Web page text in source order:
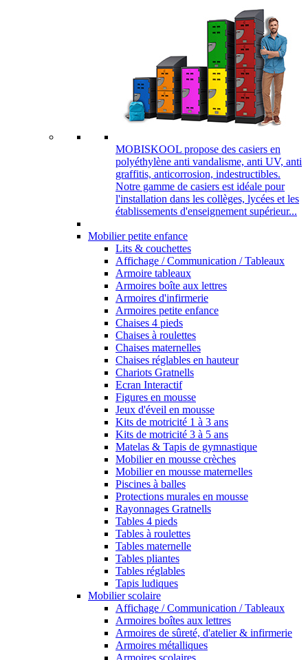
MOBISKOOL propose des casiers en
polyéthylène anti vandalisme, anti UV, anti
graffitis, anticorrosion, indestructibles.
Notre gamme de casiers est idéale pour
l'installation dans les collèges, lycées et les
établissements d'enseignement supérieur...
Mobilier petite enfance
Lits & couchettes
Affichage / Communication / Tableaux
Armoire tableaux
Armoires boîte aux lettres
Armoires d'infirmerie
Armoires petite enfance
Chaises 4 pieds
Chaises à roulettes
Chaises maternelles
Chaises réglables en hauteur
Chariots Gratnells
Ecran Interactif
Figures en mousse
Jeux d'éveil en mousse
Kits de motricité 1 à 3 ans
Kits de motricité 3 à 5 ans
Matelas & Tapis de gymnastique
Mobilier en mousse crèches
Mobilier en mousse maternelles
Piscines à balles
Protections murales en mousse
Rayonnages Gratnells
Tables 4 pieds
Tables à roulettes
Tables maternelle
Tables pliantes
Tables réglables
Tapis ludiques
Mobilier scolaire
Affichage / Communication / Tableaux
Armoires boîtes aux lettres
Armoires de sûreté, d'atelier & infirmerie
Armoires métalliques
Armoires scolaires